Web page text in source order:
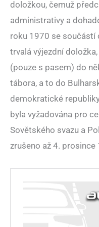
doložkou, čemuž
administrativy a
roku 1970 se součástí
trvalá výjezdní
(pouze s pasem) do
tábora, a to do
demokratické
byla vyžadována pro
Sovětského svazu a
zrušeno až 4. prosince